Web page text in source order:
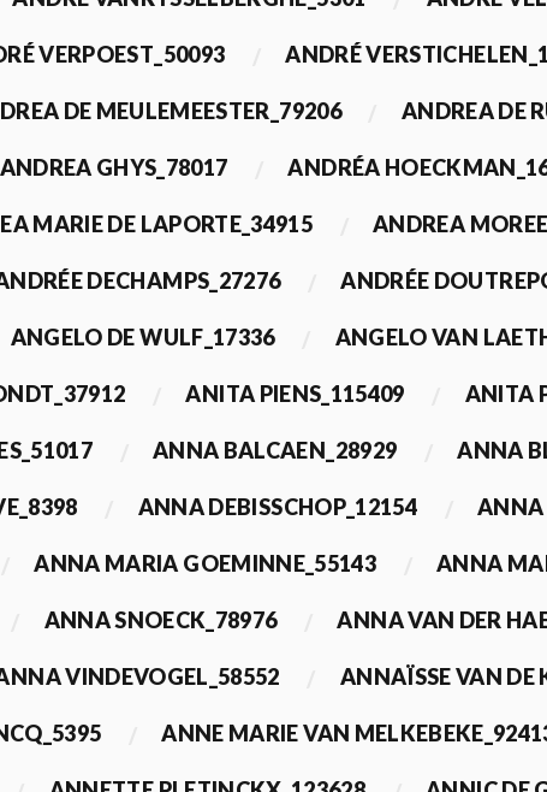
VERPOEST_50093 ANDRÉ
DE MEULEMEESTER_79206 ANDREA DE
ANDREA GHYS_78017 ANDRÉA
MARIE DE LAPORTE_34915 ANDREA
DECHAMPS_27276 ANDRÉE
ANGELO DE WULF_17336 ANGELO VAN
ANITA PIENS_115409 ANITA
ANNA BALCAEN_28929 ANNA
ANNA DEBISSCHOP_12154 ANNA
ANNA MARIA GOEMINNE_55143 ANNA
ANNA SNOECK_78976 ANNA VAN DER
VINDEVOGEL_58552 ANNAÏSSE VAN DE
ANNE MARIE VAN